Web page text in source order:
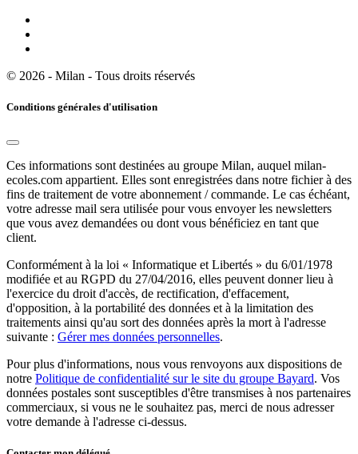
© 2026 - Milan - Tous droits réservés
Conditions générales d'utilisation
Ces informations sont destinées au groupe Milan, auquel milan-
ecoles.com appartient. Elles sont enregistrées dans notre fichier à des
fins de traitement de votre abonnement / commande. Le cas échéant,
votre adresse mail sera utilisée pour vous envoyer les newsletters
que vous avez demandées ou dont vous bénéficiez en tant que
client.
Conformément à la loi « Informatique et Libertés » du 6/01/1978
modifiée et au RGPD du 27/04/2016, elles peuvent donner lieu à
l'exercice du droit d'accès, de rectification, d'effacement,
d'opposition, à la portabilité des données et à la limitation des
traitements ainsi qu'au sort des données après la mort à l'adresse
suivante : Gérer mes données personnelles.
Pour plus d'informations, nous vous renvoyons aux dispositions de
notre Politique de confidentialité sur le site du groupe Bayard. Vos
données postales sont susceptibles d'être transmises à nos partenaires
commerciaux, si vous ne le souhaitez pas, merci de nous adresser
votre demande à l'adresse ci-dessus.